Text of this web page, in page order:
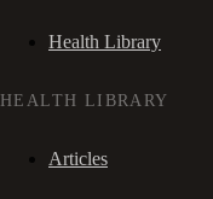
Health Library
HEALTH LIBRARY
Articles